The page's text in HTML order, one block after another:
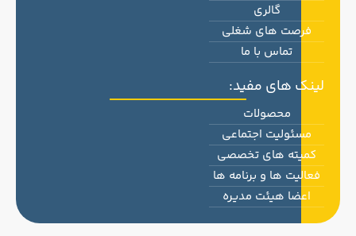
گالری
فرصت های شغلی
تماس با ما
لینک های مفید:
محصولات
مسئولیت اجتماعی
کمیته های تخصصی
فعالیت ها و برنامه ها
اعضا هیئت مدیره